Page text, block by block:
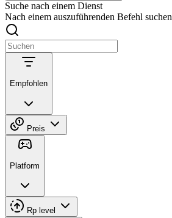
Suche nach einem Dienst
Nach einem auszuführenden Befehl suchen
Empfohlen
Preis
Platform
Rp level